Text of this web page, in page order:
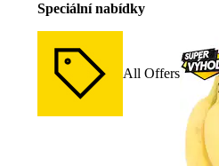
Speciální nabídky
All Offers